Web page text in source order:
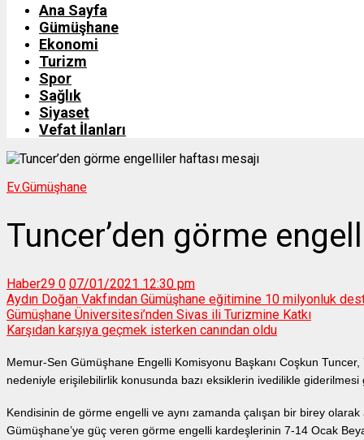
Ana Sayfa
Gümüşhane
Ekonomi
Turizm
Spor
Sağlık
Siyaset
Vefat İlanları
Ev.Gümüşhane
Tuncer’den görme
Haber29 0 07/01/2021 12:30 pm
Aydın Doğan Vakfından Gümüşhane eğitimine 10 milyonluk
Gümüşhane Üniversitesi’nden Sivas ili Turizmine Katkı
Karşıdan karşıya geçmek isterken canından oldu
Memur-Sen Gümüşhane Engelli Komisyonu Başkanı Coşkun
nedeniyle erişilebilirlik konusunda bazı eksiklerin ivedilikle
Kendisinin de görme engelli ve aynı zamanda çalışan bir birey
Gümüşhane’ye güç veren görme engelli kardeşlerinin 7-14 Ocak